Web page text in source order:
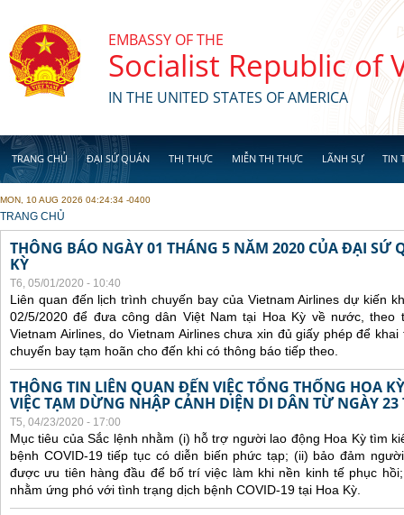
EMBASSY OF THE
Socialist Republic of
IN THE UNITED STATES OF AMERICA
TRANG CHỦ ĐẠI SỨ QUÁN THỊ THỰC MIỄN THỊ THỰC LÃNH SỰ TIN
MON, 10 AUG 2026 04:24:34 -0400
YOU ARE HERE
TRANG CHỦ
THÔNG BÁO NGÀY 01 THÁNG 5 NĂM 2020 CỦA ĐẠI SỨ
KỲ
T6, 05/01/2020 - 10:40
Liên quan đến lịch trình chuyến bay của Vietnam Airlines dự kiến
02/5/2020 để đưa công dân Việt Nam tại Hoa Kỳ về nước, theo
Vietnam Airlines, do Vietnam Airlines chưa xin đủ giấy phép để
chuyến bay tạm hoãn cho đến khi có thông báo tiếp theo.
THÔNG TIN LIÊN QUAN ĐẾN VIỆC TỔNG THỐNG HOA
VIỆC TẠM DỪNG NHẬP CẢNH DIỆN DI DÂN TỪ NGÀY
T5, 04/23/2020 - 17:00
Mục tiêu của Sắc lệnh nhằm (i) hỗ trợ người lao động Hoa Kỳ tìm
bệnh COVID-19 tiếp tục có diễn biến phức tạp; (ii) bảo đảm
được ưu tiên hàng đầu để bố trí việc làm khi nền kinh tế phục
nhằm ứng phó với tình trạng dịch bệnh COVID-19 tại Hoa Kỳ.